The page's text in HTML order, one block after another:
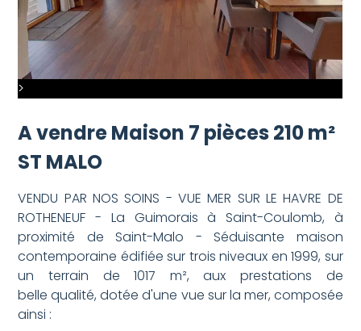
>
A vendre Maison 7 pièces 210 m²
ST MALO
VENDU PAR NOS SOINS - VUE MER SUR LE HAVRE DE
ROTHENEUF - La Guimorais à Saint-Coulomb, à
proximité de Saint-Malo - Séduisante maison
contemporaine édifiée sur trois niveaux en 1999, sur
un terrain de 1017 m², aux prestations de
belle qualité, dotée d'une vue sur la mer, composée
ainsi :